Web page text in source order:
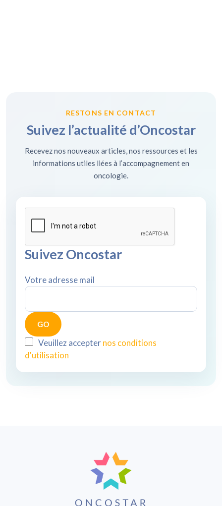
RESTONS EN CONTACT
Suivez l’actualité d’Oncostar
Recevez nos nouveaux articles, nos ressources et les
informations utiles liées à l’accompagnement en
oncologie.
Suivez Oncostar
Votre adresse mail
Veuillez accepternos conditions
d'utilisation